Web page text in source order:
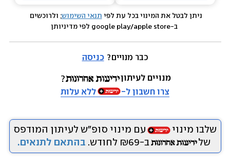
ניתן לבטל את המינוי בכל עת לפי תנאי השימוש; ולרוכשים
כבר מנויים? כניסה
מנויים לעיתון
צרו חשבון ל-
ללא עלות
שלבו מינוי
עם מינוי סופ״ש לעיתון המודפס
של
ב-₪69 לחודש. בהתאם לתנאים.